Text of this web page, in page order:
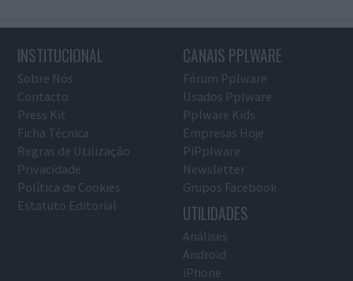
INSTITUCIONAL
Sobre Nós
Contacto
Press Kit
Ficha Técnica
Regras de Utilização
Privacidade
Política de Cookies
Estatuto Editorial
CANAIS PPLWARE
Fórum Pplware
Usados Pplware
Pplware Kids
Empresas Hoje
PiPplware
Newsletter
Grupos Facebook
UTILIDADES
Análises
Android
iPhone